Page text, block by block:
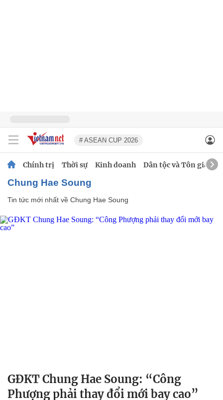
# ASEAN CUP 2026
Chính trị Thời sự Kinh doanh Dân tộc và Tôn giáo
Chung Hae Soung
Tin tức mới nhất về Chung Hae Soung
GĐKT Chung Hae Soung: “Công
Phượng phải thay đổi mới bay cao”